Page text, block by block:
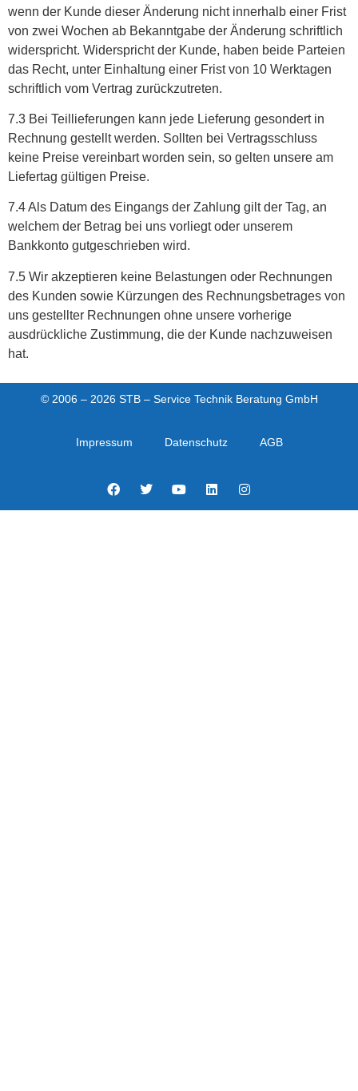
wenn der Kunde dieser Änderung nicht innerhalb einer Frist
von zwei Wochen ab Bekanntgabe der Änderung schriftlich
widerspricht. Widerspricht der Kunde, haben beide Parteien
das Recht, unter Einhaltung einer Frist von 10 Werktagen
schriftlich vom Vertrag zurückzutreten.
7.3 Bei Teillieferungen kann jede Lieferung gesondert in
Rechnung gestellt werden. Sollten bei Vertragsschluss
keine Preise vereinbart worden sein, so gelten unsere am
Liefertag gültigen Preise.
7.4 Als Datum des Eingangs der Zahlung gilt der Tag, an
welchem der Betrag bei uns vorliegt oder unserem
Bankkonto gutgeschrieben wird.
7.5 Wir akzeptieren keine Belastungen oder Rechnungen
des Kunden sowie Kürzungen des Rechnungsbetrages von
uns gestellter Rechnungen ohne unsere vorherige
ausdrückliche Zustimmung, die der Kunde nachzuweisen
hat.
© 2006 – 2026 STB – Service Technik Beratung GmbH
Impressum Datenschutz AGB